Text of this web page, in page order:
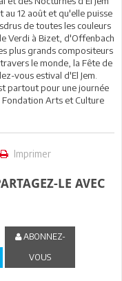
12 août et qu'elle puisse
de toutes les couleurs
Verdi à Bizet, d'Offenbach
plus grands compositeurs
le monde, la Fête de
vous estival d'El Jem.
partout pour une journée
Fondation Arts et Culture
Imprimer
LE AVEC
ABONNEZ-
VOUS